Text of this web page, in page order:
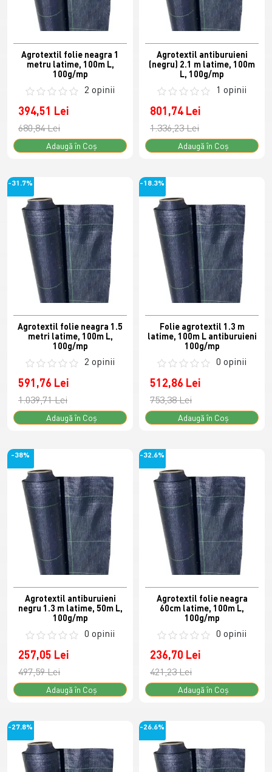
Agrotextil folie neagra 1
metru latime, 100m L,
100g/mp
2 opinii
394,51 Lei
680,84 Lei
Adaugă în Coş
Agrotextil antiburuieni
(negru) 2.1 m latime, 100m
L, 100g/mp
1 opinii
801,74 Lei
1.336,23 Lei
Adaugă în Coş
-31.7%
Agrotextil folie neagra 1.5
metri latime, 100m L,
100g/mp
2 opinii
591,76 Lei
1.039,71 Lei
Adaugă în Coş
-18.3%
Folie agrotextil 1.3 m
latime, 100m L antiburuieni
100g/mp
0 opinii
512,86 Lei
753,38 Lei
Adaugă în Coş
-38%
Agrotextil antiburuieni
negru 1.3 m latime, 50m L,
100g/mp
0 opinii
257,05 Lei
497,59 Lei
Adaugă în Coş
-32.6%
Agrotextil folie neagra
60cm latime, 100m L,
100g/mp
0 opinii
236,70 Lei
421,23 Lei
Adaugă în Coş
-27.8% -26.6%